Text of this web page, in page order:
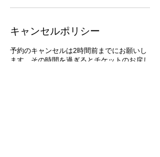
キャンセルポリシー
予約のキャンセルは2時間前までにお願いし
ます。その時間を過ぎるとチケットのお戻し